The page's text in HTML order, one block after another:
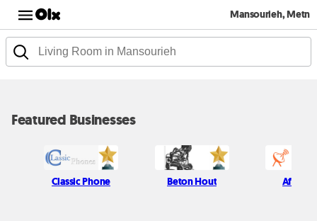
Mansourieh, Metn
Featured Businesses
Classic Phone Beton Hout Afif